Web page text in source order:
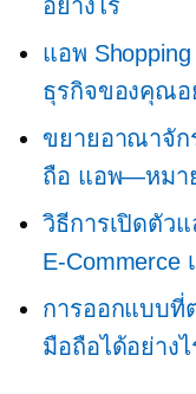
อย่างไร
แอพ
ธุรกิจของคุณอ
ขยายอาณาจัก
ถือ แอพ—หมา
วิธีการเปิดตัว
E-Commerce
การออกแบบที่
มือถือได้อย่างไ